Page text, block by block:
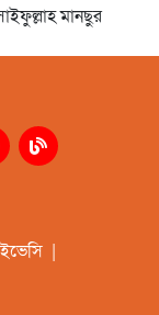
মানছুর
|